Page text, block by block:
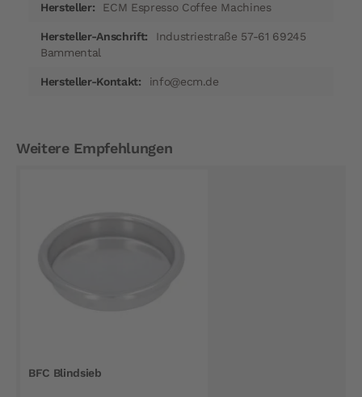
ECM Espresso Coffee Machines
Industriestraße 57-61 69245
Bammental
info@ecm.de
Weitere Empfehlungen
BFC Blindsieb